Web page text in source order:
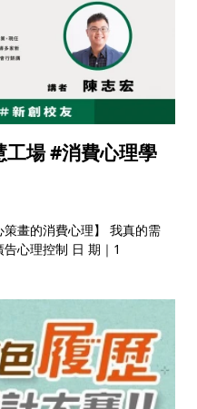
場 #消費心理學
策畫的消費心理】 我真的需
心理控制 日 期｜1